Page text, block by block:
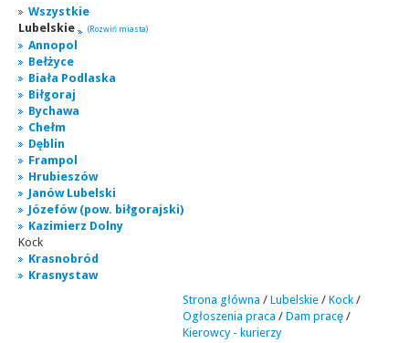
Wszystkie
Lubelskie
(Rozwiń miasta)
Annopol
Bełżyce
Biała Podlaska
Biłgoraj
Bychawa
Chełm
Dęblin
Frampol
Hrubieszów
Janów Lubelski
Józefów (pow. biłgorajski)
Kazimierz Dolny
Kock
Krasnobród
Krasnystaw
Strona główna / Lubelskie / Kock /
Ogłoszenia praca / Dam pracę /
Kierowcy - kurierzy